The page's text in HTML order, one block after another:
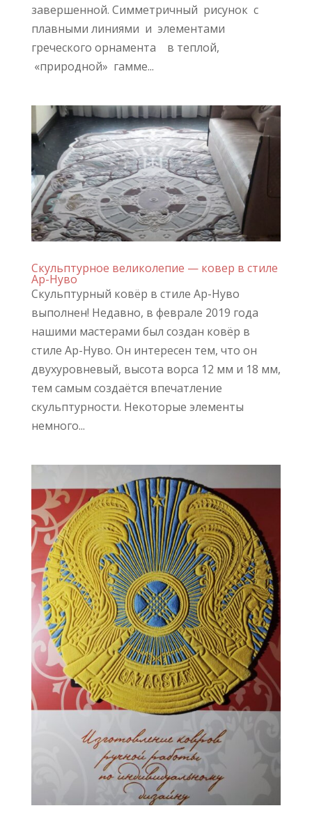
завершенной. Симметричный рисунок с
плавными линиями и элементами
греческого орнамента в теплой,
«природной» гамме...
Скульптурное великолепие — ковер в стиле
Ар-Нуво
Скульптурный ковёр в стиле Ар-Нуво
выполнен! Недавно, в феврале 2019 года
нашими мастерами был создан ковёр в
стиле Ар-Нуво. Он интересен тем, что он
двухуровневый, высота ворса 12 мм и 18 мм,
тем самым создаётся впечатление
скульптурности. Некоторые элементы
немного...